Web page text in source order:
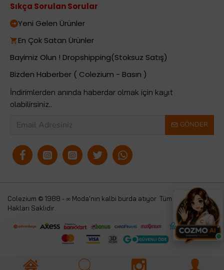
Sıkça Sorulan Sorular
Yeni Gelen Ürünler
En Çok Satan Ürünler
Bayimiz Olun ! Dropshipping(Stoksuz Satış)
Bizden Haberber ( Colezium - Basın )
İndirimlerden anında haberdar olmak için kayıt
olabilirsiniz..
GÖNDER
Colezium © 1988 - ∞ Moda'nın kalbi burda atıyor. Tüm
Hakları Saklıdır.
Colezium